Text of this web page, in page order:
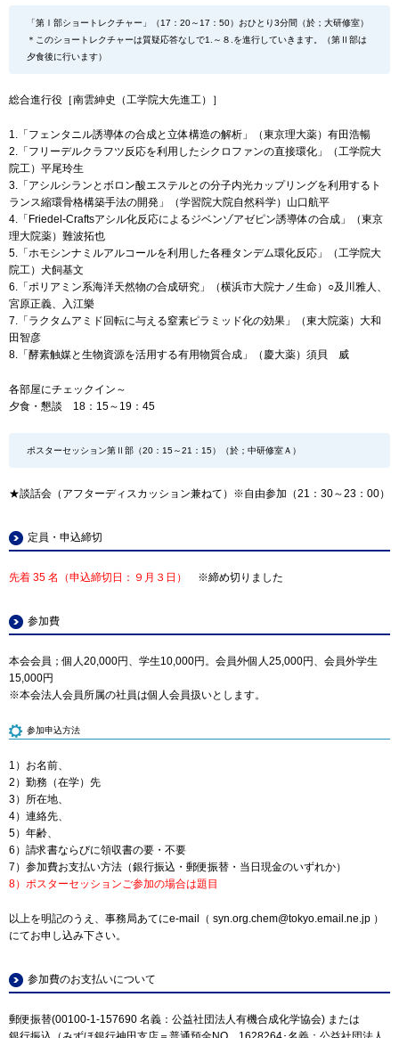
「第Ⅰ部ショートレクチャー」（17：20～17：50）おひとり3分間（於；大研修室）
＊このショートレクチャーは質疑応答なしで1.～８.を進行していきます。（第Ⅱ部は
夕食後に行います）
総合進行役［南雲紳史（工学院大先進工）］
1.「フェンタニル誘導体の合成と立体構造の解析」（東京理大薬）有田浩暢
2.「フリーデルクラフツ反応を利用したシクロファンの直接環化」（工学院大
院工）平尾玲生
3.「アシルシランとボロン酸エステルとの分子内光カップリングを利用するト
ランス縮環骨格構築手法の開発」（学習院大院自然科学）山口航平
4.「Friedel-Craftsアシル化反応によるジベンゾアゼピン誘導体の合成」（東京
理大院薬）難波拓也
5.「ホモシンナミルアルコールを利用した各種タンデム環化反応」（工学院大
院工）犬飼基文
6.「ポリアミン系海洋天然物の合成研究」（横浜市大院ナノ生命）○及川雅人、
宮原正義、入江樂
7.「ラクタムアミド回転に与える窒素ピラミッド化の効果」（東大院薬）大和
田智彦
8.「酵素触媒と生物資源を活用する有用物質合成」（慶大薬）須貝 威
各部屋にチェックイン～
夕食・懇談 18：15～19：45
ポスターセッション第Ⅱ部（20：15～21：15）（於；中研修室Ａ）
★談話会（アフターディスカッション兼ねて）※自由参加（21：30～23：00）
定員・申込締切
先着 35 名（申込締切日：９月３日） ※締め切りました
参加費
本会会員；個人20,000円、学生10,000円。会員外個人25,000円、会員外学生
15,000円
※本会法人会員所属の社員は個人会員扱いとします。
参加申込方法
1）お名前、
2）勤務（在学）先
3）所在地、
4）連絡先、
5）年齢、
6）請求書ならびに領収書の要・不要
7）参加費お支払い方法（銀行振込・郵便振替・当日現金のいずれか）
8）ポスターセッションご参加の場合は題目
以上を明記のうえ、事務局あてにe-mail（ syn.org.chem@tokyo.email.ne.jp ）
にてお申し込み下さい。
参加費のお支払いについて
郵便振替(00100-1-157690 名義：公益社団法人有機合成化学協会) または